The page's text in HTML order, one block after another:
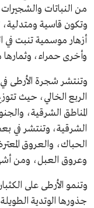
من النباتات
وتكون قاسية
أزهار موسمية تنبت في
وأخرى حمراء،
وتنتشر شجرة الأرطى في
الربع الخالي، حيث
المناطق الشرقية،
الشرقية، وتنتشر في
الحباك، والعروق
وعروق العبل، ومن
وتنمو الأرطى على
جذورها الوتدية